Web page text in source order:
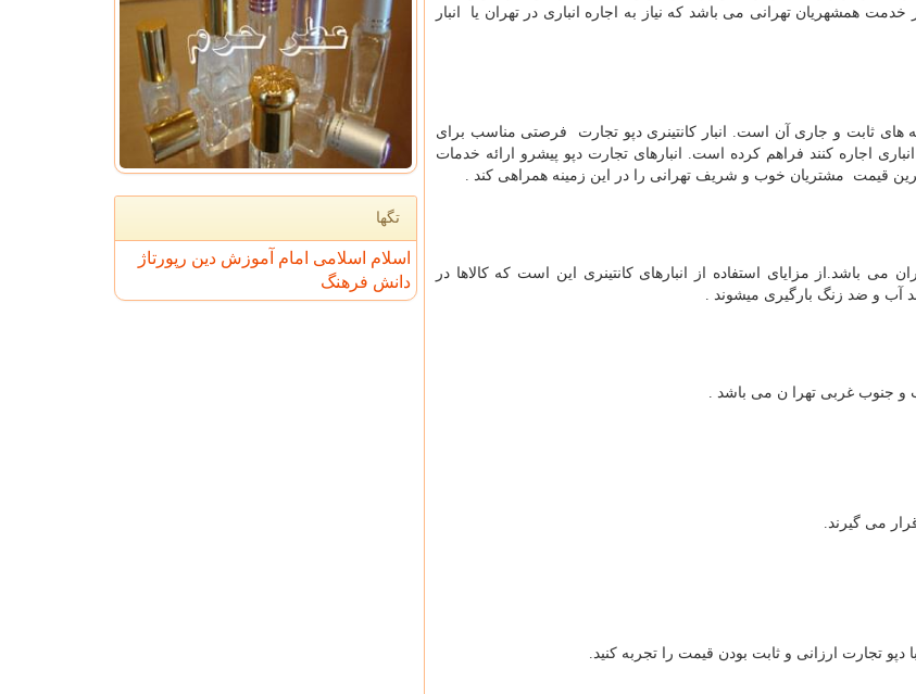
همشهریان تهرانی می باشد که نیاز به اجاره انباری در تهران یا انبار
های ثابت و جاری آن است. انبار کانتینری دپو تجارت فرصتی مناسب برای
اجاره کنند فراهم کرده است. انبارهای تجارت دپو پیشرو ارائه خدمات
قیمت مشتریان خوب و شریف تهرانی را در این زمینه همراهی کند .
می باشد.از مزایای استفاده از انبارهای کانتینری این است که کالاها در
آب و ضد زنگ بارگیری میشوند .
و جنوب غربی تهرا ن می باشد .
می گیرند.
تجارت ارزانی و ثابت بودن قیمت را تجربه کنید.
تگها
اسلام اسلامی امام آموزش دین رپورتاژ
دانش فرهنگ